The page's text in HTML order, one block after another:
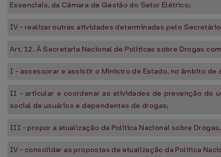
Essenciais, da Câmara de Gestão do Setor Elétrico;
IV - realizar outras atividades determinadas pelo
Art. 12. À Secretaria Nacional de Políticas sobre Drogas
I - assessorar e assistir o Ministro de Estado, no âmbito de
II - articular e coordenar as atividades de prevenção do
social de usuários e dependentes de drogas;
III - propor a atualização da Política Nacional sobre
IV - consolidar as propostas de atualização da Política